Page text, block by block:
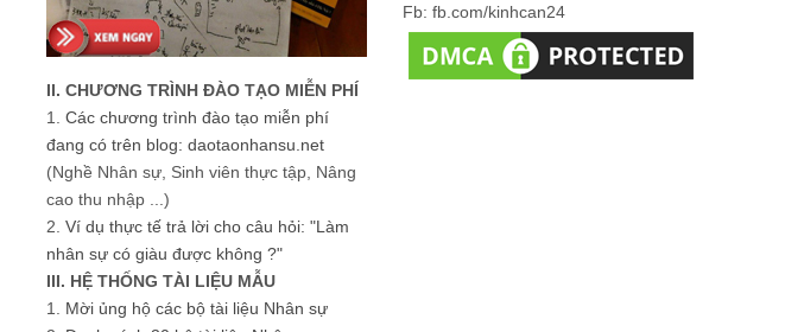
II. CHƯƠNG TRÌNH ĐÀO TẠO MIỄN PHÍ
1. Các chương trình đào tạo miễn phí
đang có trên blog: daotaonhansu.net
(Nghề Nhân sự, Sinh viên thực tập, Nâng
cao thu nhập ...)
2. Ví dụ thực tế trả lời cho câu hỏi: "Làm
nhân sự có giàu được không ?"
III. HỆ THỐNG TÀI LIỆU MẪU
1. Mời ủng hộ các bộ tài liệu Nhân sự
Fb: fb.com/kinhcan24